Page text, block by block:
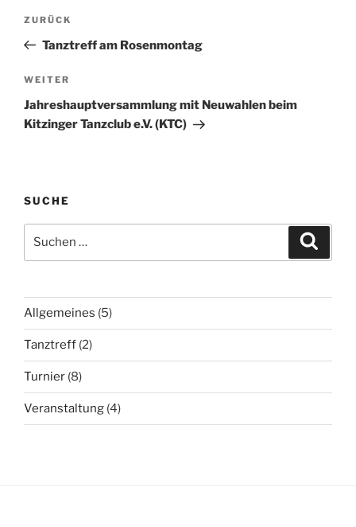
Beitragsnavigation
Vorheriger
Beitrag
ZURÜCK
Tanztreff am Rosenmontag
Nächster
Beitrag
WEITER
Jahreshauptversammlung mit Neuwahlen beim
Kitzinger Tanzclub e.V. (KTC)
SUCHE
nach:
Allgemeines (5)
Tanztreff (2)
Turnier (8)
Veranstaltung (4)